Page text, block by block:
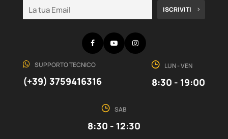
ISCRIVITI
SUPPORTO TECNICO
(+39) 3759416316
LUN - VEN
8:30 - 19:00
SAB
8:30 - 12:30
FacebookYouTubeInstagram